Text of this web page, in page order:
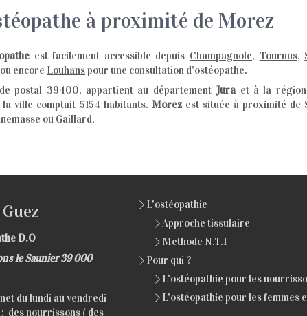
à proximité de Morez
est facilement accessible depuis Champagnole, Tournus,
ou encore Louhanspour une consultation d'ostéopathe.
postal 39400, appartient au départementJuraet à la région
la ville comptait 5154 habitants. Morezest située à proximité de
ou Gaillard.
D.O
le Saunier 39 000
du lundi au vendredi
des nourrissons ( des
L'ostéopathie
Approche tissulaire
Methode N.T.I
Pour qui ?
L'ostéopathie pour les
L'ostéopathie pour les femmes